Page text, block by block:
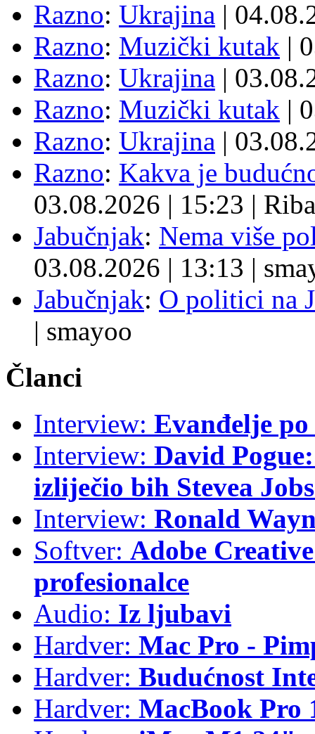
Razno: Ukrajina |
Razno: Muzički kutak |
Razno: Ukrajina |
Razno: Muzički kutak |
Razno: Ukrajina |
Razno: Kakva je
03.08.2026 | 15:23 | Riba
Jabučnjak: Nema više
03.08.2026 | 13:13 |
Jabučnjak: O politici na
| smayoo
Članci
Interview: Evanđelje
Interview: David
izliječio bih Stevea
Interview: Ronald
Softver: Adobe
profesionalce
Audio: Iz ljubavi
Hardver: Mac Pro -
Hardver: Budućnost
Hardver: MacBook Pro